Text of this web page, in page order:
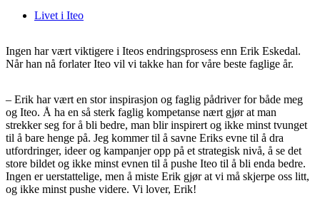
Livet i Iteo
Ingen har vært viktigere i Iteos endringsprosess enn Erik Eskedal.
Når han nå forlater Iteo vil vi takke han for våre beste faglige år.
– Erik har vært en stor inspirasjon og faglig pådriver for både meg
og Iteo. Å ha en så sterk faglig kompetanse nært gjør at man
strekker seg for å bli bedre, man blir inspirert og ikke minst tvunget
til å bare henge på. Jeg kommer til å savne Eriks evne til å dra
utfordringer, ideer og kampanjer opp på et strategisk nivå, å se det
store bildet og ikke minst evnen til å pushe Iteo til å bli enda bedre.
Ingen er uerstattelige, men å miste Erik gjør at vi må skjerpe oss litt,
og ikke minst pushe videre. Vi lover, Erik!